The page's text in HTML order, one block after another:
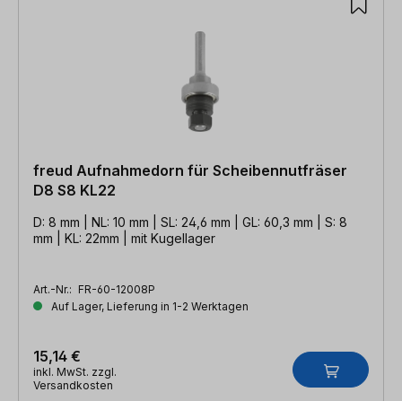
freud Aufnahmedorn für Scheibennutfräser
D8 S8 KL22
D: 8 mm | NL: 10 mm | SL: 24,6 mm | GL: 60,3 mm | S: 8
mm | KL: 22mm | mit Kugellager
Art.-Nr.: FR-60-12008P
Auf Lager, Lieferung in 1-2 Werktagen
15,14 €
inkl. MwSt. zzgl.
Versandkosten